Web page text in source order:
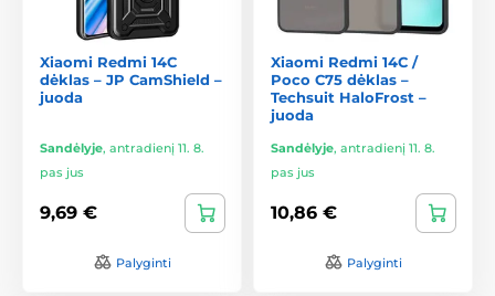
Xiaomi Redmi 14C
dėklas – JP CamShield –
juoda
Sandėlyje, antradienį 11. 8.
pas jus
9,69 €
Palyginti
Xiaomi Redmi 14C /
Poco C75 dėklas –
Techsuit HaloFrost –
juoda
Sandėlyje, antradienį 11. 8.
pas jus
10,86 €
Palyginti